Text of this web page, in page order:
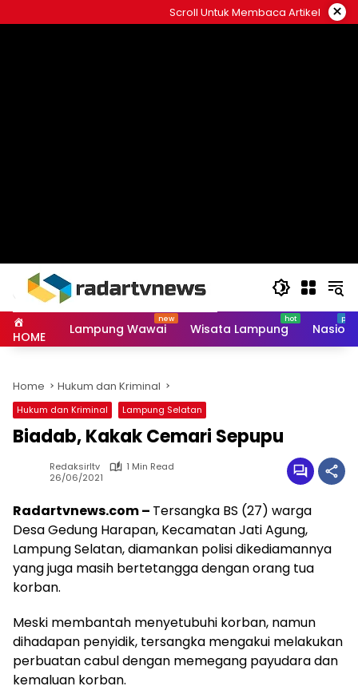
to
Scroll Untuk Membaca Artikel ×
HOME Lampung Wawai Wisata Lampung
Home Hukum dan Kriminal
Hukum dan Kriminal Lampung Selatan
Biadab, Kakak Cemari Sepupu
Redaksirltv
1 Min Read
26/06/2021
Radartvnews.com – Tersangka BS (27) warga
Desa Gedung Harapan, Kecamatan Jati Agung,
Lampung Selatan, diamankan polisi dikediamannya
yang juga masih bertetangga dengan orang tua
korban.
Meski membantah menyetubuhi korban, namun
dihadapan penyidik, tersangka mengakui melakukan
perbuatan cabul dengan memegang payudara dan
kemaluan korban.